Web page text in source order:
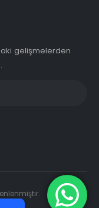
gelişmelerden